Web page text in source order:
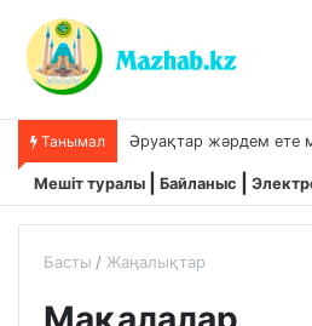
Танымал
Мешіт туралы Байланыс
Басты Жаңалықтар